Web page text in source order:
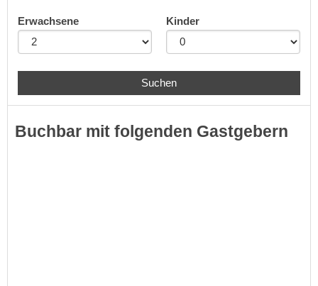
Erwachsene Kinder
Suchen
Buchbar mit folgenden Gastgebern